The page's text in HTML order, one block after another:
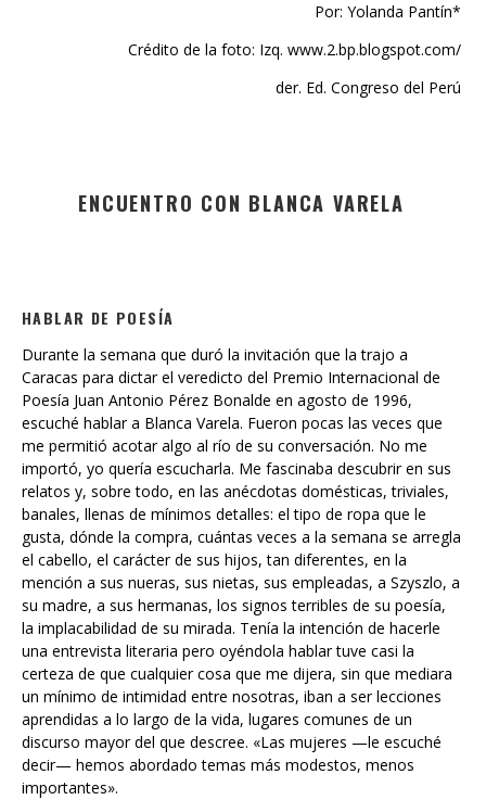
Por: Yolanda Pantín*
Crédito de la foto: Izq. www.2.bp.blogspot.com/
der. Ed. Congreso del Perú
ENCUENTRO CON BLANCA VARELA
HABLAR DE POESÍA
Durante la semana que duró la invitación que la trajo a
Caracas para dictar el veredicto del Premio Internacional de
Poesía Juan Antonio Pérez Bonalde en agosto de 1996,
escuché hablar a Blanca Varela. Fueron pocas las veces que
me permitió acotar algo al río de su conversación. No me
importó, yo quería escucharla. Me fascinaba descubrir en sus
relatos y, sobre todo, en las anécdotas domésticas, triviales,
banales, llenas de mínimos detalles: el tipo de ropa que le
gusta, dónde la compra, cuántas veces a la semana se arregla
el cabello, el carácter de sus hijos, tan diferentes, en la
mención a sus nueras, sus nietas, sus empleadas, a Szyszlo, a
su madre, a sus hermanas, los signos terribles de su poesía,
la implacabilidad de su mirada. Tenía la intención de hacerle
una entrevista literaria pero oyéndola hablar tuve casi la
certeza de que cualquier cosa que me dijera, sin que mediara
un mínimo de intimidad entre nosotras, iban a ser lecciones
aprendidas a lo largo de la vida, lugares comunes de un
discurso mayor del que descree. «Las mujeres —le escuché
decir— hemos abordado temas más modestos, menos
importantes».